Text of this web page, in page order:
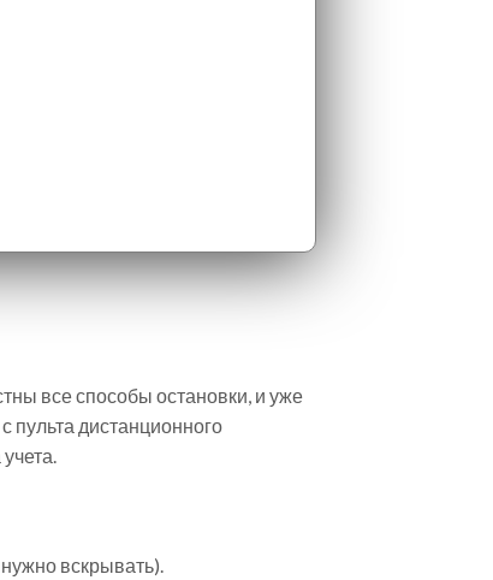
все способы остановки, и уже
пульта дистанционного
вскрывать).